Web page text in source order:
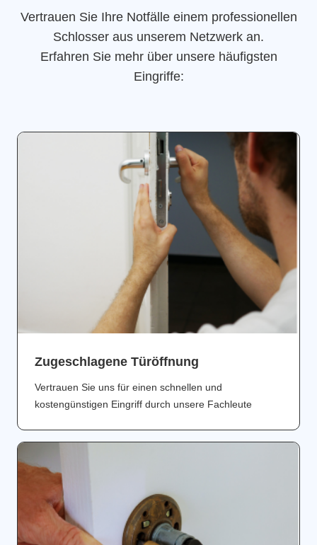
Vertrauen Sie Ihre Notfälle einem professionellen
Schlosser aus unserem Netzwerk an.
Erfahren Sie mehr über unsere häufigsten
Eingriffe:
Zugeschlagene Türöffnung
Vertrauen Sie uns für einen schnellen und
kostengünstigen Eingriff durch unsere Fachleute